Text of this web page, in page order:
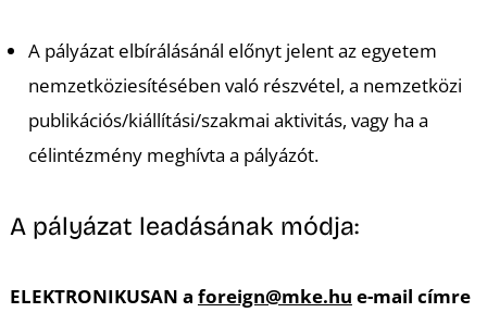
A pályázat elbírálásánál előnyt jelent az egyetem
nemzetköziesítésében való részvétel, a nemzetközi
publikációs/kiállítási/szakmai aktivitás, vagy ha a
célintézmény meghívta a pályázót.
A pályázat leadásának módja:
ELEKTRONIKUSAN a foreign@mke.hu e-mail címre